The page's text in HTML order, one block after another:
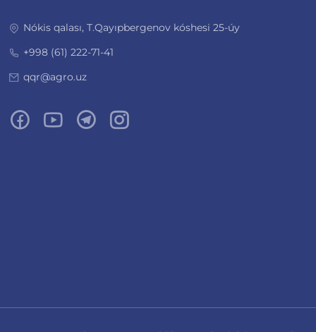
Nókis qalası, T.Qayıpbergenov kóshesi 25-úy
+998 (61) 222-71-41
qqr@agro.uz